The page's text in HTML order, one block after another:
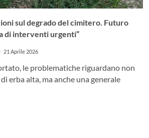
sul degrado del cimitero. Futuro
di interventi urgenti”
21 Aprile 2026
le problematiche riguardano non
erba alta, ma anche una generale